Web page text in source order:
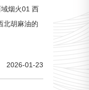
烟火01 西
北胡麻油的
2026-01-23